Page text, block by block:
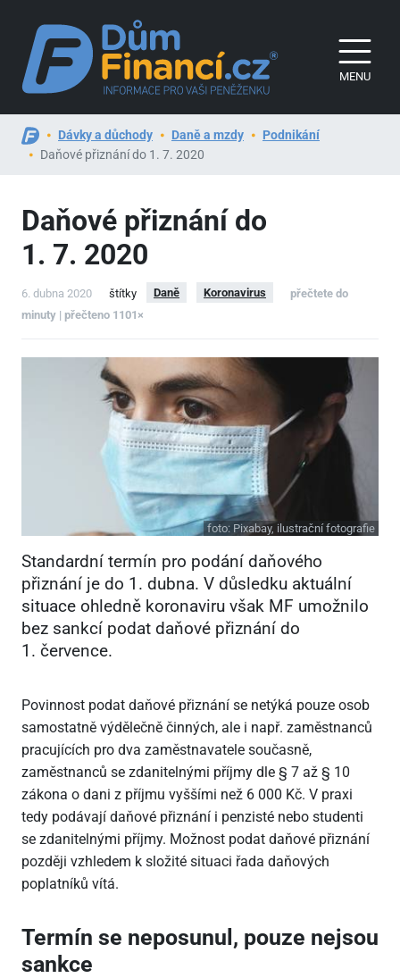
MENU
Dávky a důchody Daně a mzdy
Podnikání
Daňové přiznání do 1. 7. 2020
Daňové přiznání do
1. 7. 2020
6. dubna 2020 štítky Daně Koronavirus
přečtete do
minuty | přečteno 1101×
foto: Pixabay, ilustrační fotografie
Standardní termín pro podání daňového
přiznání je do 1. dubna. V důsledku aktuální
situace ohledně koronaviru však MF umožnilo
bez sankcí podat daňové přiznání do
1. července.
Povinnost podat daňové přiznání se netýká pouze osob
samostatně výdělečně činných, ale i např. zaměstnanců
pracujících pro dva zaměstnavatele současně,
zaměstnanců se zdanitelnými příjmy dle § 7 až § 10
zákona o dani z příjmu vyššími než 6 000 Kč. V praxi
tedy podávají daňové přiznání i penzisté nebo studenti
se zdanitelnými příjmy. Možnost podat daňové přiznání
později vzhledem k složité situaci řada daňových
poplatníků vítá.
Termín se neposunul, pouze nejsou
sankce